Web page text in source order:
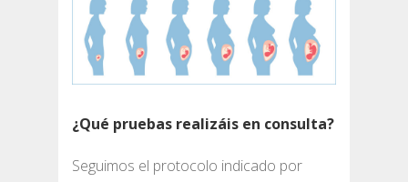
¿Qué pruebas realizáis en consulta?
Seguimos el protocolo indicado por